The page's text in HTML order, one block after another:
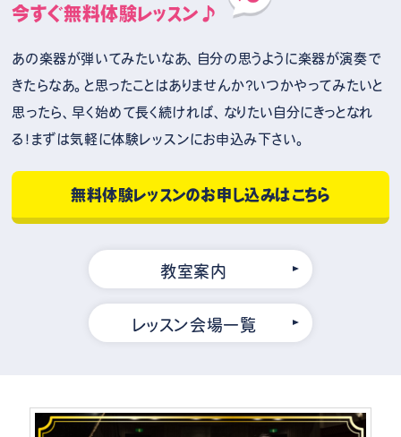
今すぐ無料体験レッスン♪
あの楽器が弾いてみたいなあ、自分の思うように楽器が演奏で
きたらなあ。と思ったことはありませんか？いつかやってみたいと
思ったら、早く始めて長く続ければ、なりたい自分にきっとなれ
る！まずは気軽に体験レッスンにお申込み下さい。
無料体験レッスンのお申し込みはこちら
教室案内
レッスン会場一覧